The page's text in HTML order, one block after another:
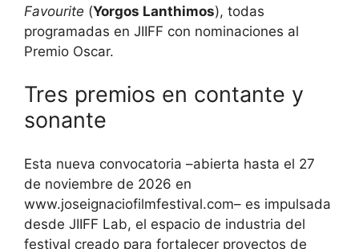
Favourite (Yorgos Lanthimos), todas
programadas en JIIFF con nominaciones al
Premio Oscar.
Tres premios en contante y
sonante
Esta nueva convocatoria –abierta hasta el 27
de noviembre de 2026 en
www.joseignaciofilmfestival.com– es impulsada
desde JIIFF Lab, el espacio de industria del
festival creado para fortalecer proyectos de